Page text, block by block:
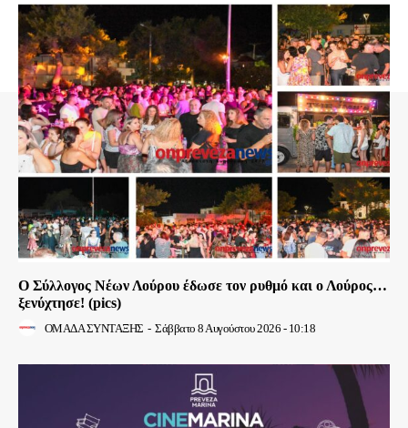
Ο Σύλλογος Νέων Λούρου έδωσε τον ρυθμό και ο Λούρος…
ξενύχτησε! (pics)
ΟΜΑΔΑ ΣΥΝΤΑΞΗΣ - Σάββατο 8 Αυγούστου 2026 - 10:18